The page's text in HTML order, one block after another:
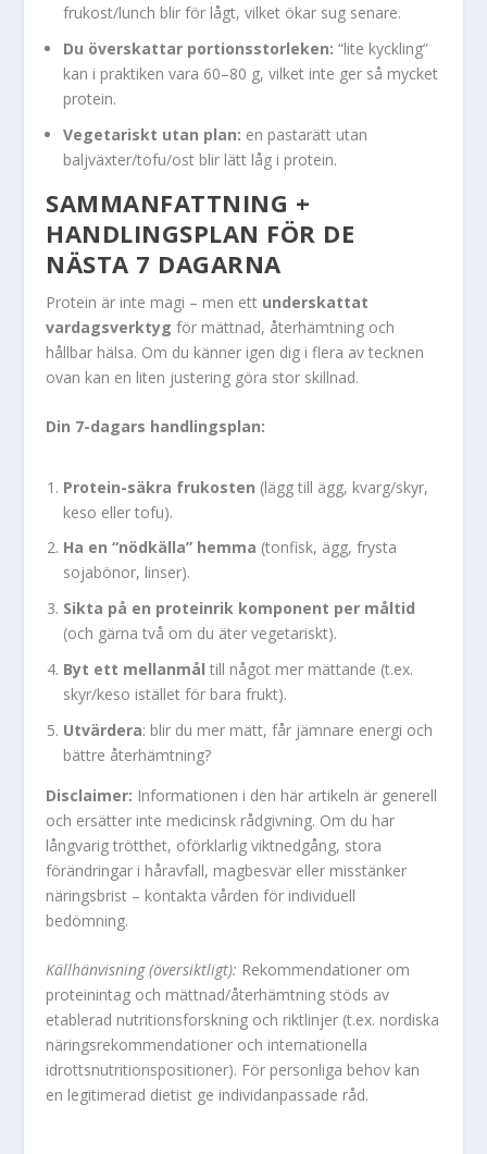
frukost/lunch blir för lågt, vilket ökar sug senare.
Du överskattar portionsstorleken: “lite kyckling”
kan i praktiken vara 60–80 g, vilket inte ger så mycket
protein.
Vegetariskt utan plan: en pastarätt utan
baljväxter/tofu/ost blir lätt låg i protein.
SAMMANFATTNING +
HANDLINGSPLAN FÖR DE
NÄSTA 7 DAGARNA
Protein är inte magi – men ett underskattat
vardagsverktyg för mättnad, återhämtning och
hållbar hälsa. Om du känner igen dig i flera av tecknen
ovan kan en liten justering göra stor skillnad.
Din 7-dagars handlingsplan:
Protein-säkra frukosten (lägg till ägg, kvarg/skyr,
keso eller tofu).
Ha en “nödkälla” hemma (tonfisk, ägg, frysta
sojabönor, linser).
Sikta på en proteinrik komponent per måltid
(och gärna två om du äter vegetariskt).
Byt ett mellanmål till något mer mättande (t.ex.
skyr/keso istället för bara frukt).
Utvärdera: blir du mer mätt, får jämnare energi och
bättre återhämtning?
Disclaimer: Informationen i den här artikeln är generell
och ersätter inte medicinsk rådgivning. Om du har
långvarig trötthet, oförklarlig viktnedgång, stora
förändringar i håravfall, magbesvär eller misstänker
näringsbrist – kontakta vården för individuell
bedömning.
Källhänvisning (översiktligt): Rekommendationer om
proteinintag och mättnad/återhämtning stöds av
etablerad nutritionsforskning och riktlinjer (t.ex. nordiska
näringsrekommendationer och internationella
idrottsnutritionspositioner). För personliga behov kan
en legitimerad dietist ge individanpassade råd.